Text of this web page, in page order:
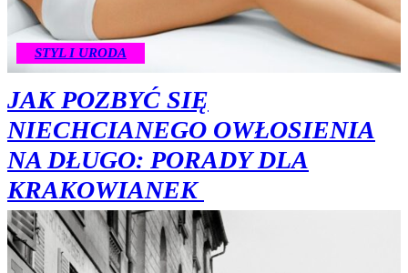
STYL I URODA
JAK POZBYĆ SIĘ
NIECHCIANEGO OWŁOSIENIA
NA DŁUGO: PORADY DLA
KRAKOWIANEK